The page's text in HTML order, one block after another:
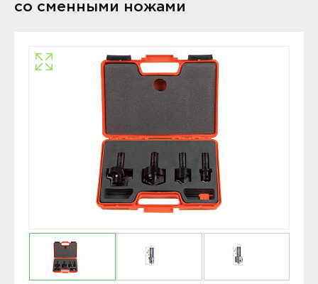
со сменными ножами